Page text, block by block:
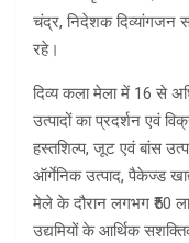
चंद्र, निदेशक दिव्यांगजन
रहे।
दिव्य कला मेला में 16 से
उत्पादों का प्रदर्शन एवं
हस्तशिल्प, जूट एवं बांस
ऑर्गेनिक उत्पाद, पैकेज्ड
मेले के दौरान लगभग ₹50
उद्यमियों के आर्थिक